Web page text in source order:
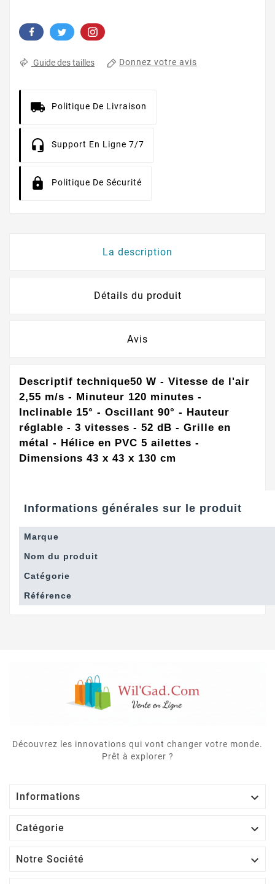
Guide des tailles Donnez votre avis
Politique De Livraison
Support En Ligne 7/7
Politique De Sécurité
La description
Détails du produit
Avis
Descriptif technique50 W - Vitesse de l'air
2,55 m/s - Minuteur 120 minutes -
Inclinable 15° - Oscillant 90° - Hauteur
réglable - 3 vitesses - 52 dB - Grille en
métal - Hélice en PVC 5 ailettes -
Dimensions 43 x 43 x 130 cm
Informations générales sur le produit
Marque
Nom du produit
Catégorie
Référence
Découvrez les innovations qui vont changer votre monde.
Prêt à explorer ?
Informations 
Catégorie 
Notre Société 